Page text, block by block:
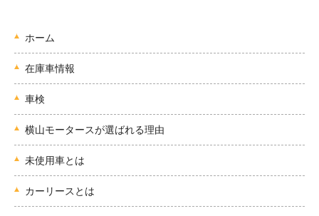
ホーム
在庫車情報
車検
横山モータースが選ばれる理由
未使用車とは
カーリースとは